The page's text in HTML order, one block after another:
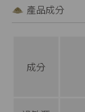
產品成分
成分